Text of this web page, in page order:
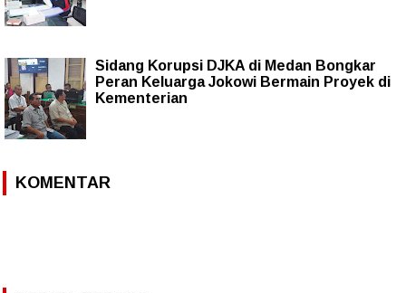
Sidang Korupsi DJKA di Medan Bongkar
Peran Keluarga Jokowi Bermain Proyek di
Kementerian
KOMENTAR